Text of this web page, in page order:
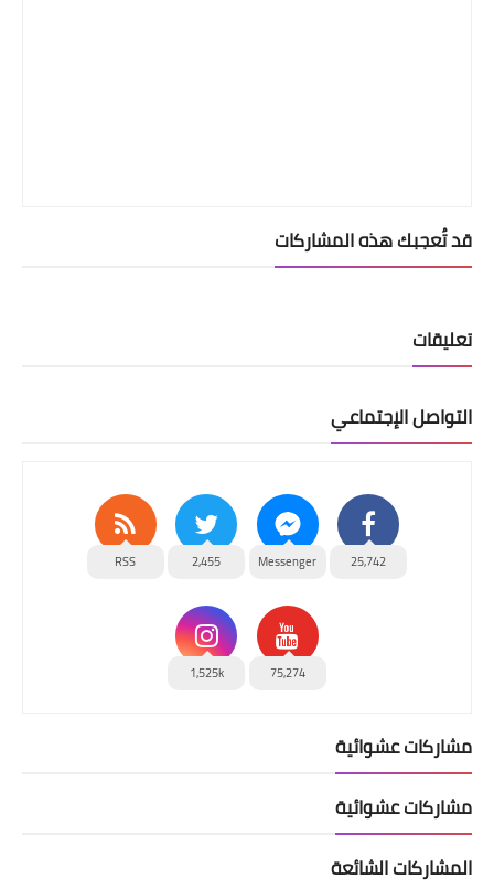
قد تُعجبك هذه المشاركات
تعليقات
التواصل الإجتماعي
25,742
Messenger
2,455
RSS
75,274
1,525k
مشاركات عشوائية
مشاركات عشوائية
المشاركات الشائعة